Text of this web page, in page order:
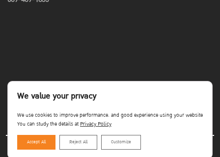
Copyright©Faculty of Economics KU
We value your privacy
We use cookies to improve performance. and good experience using your website
You can study the details atPrivacy Policy
Accept All Reject All Customize